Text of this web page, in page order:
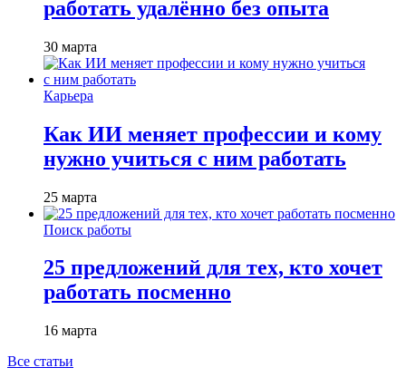
работать удалённо без опыта
30 марта
Карьера
Как ИИ меняет профессии и кому
нужно учиться с ним работать
25 марта
Поиск работы
25 предложений для тех, кто хочет
работать посменно
16 марта
Все статьи